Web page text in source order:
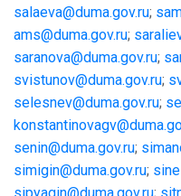
salaeva@duma.gov.ru;
ams@duma.gov.ru;
saranova@duma.gov.ru;
svistunov@duma.gov.ru;
selesnev@duma.gov.ru;
senin@duma.gov.ru;
simigin@duma.gov.ru;